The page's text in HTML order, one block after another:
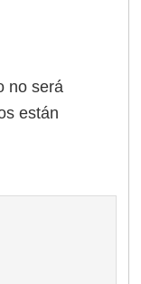
no será
están